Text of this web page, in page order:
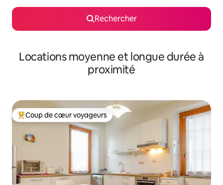
Rechercher
Locations moyenne et longue durée à
proximité
Coups de cœur voyageurs les plus appréciés
Coup de cœur voyageurs